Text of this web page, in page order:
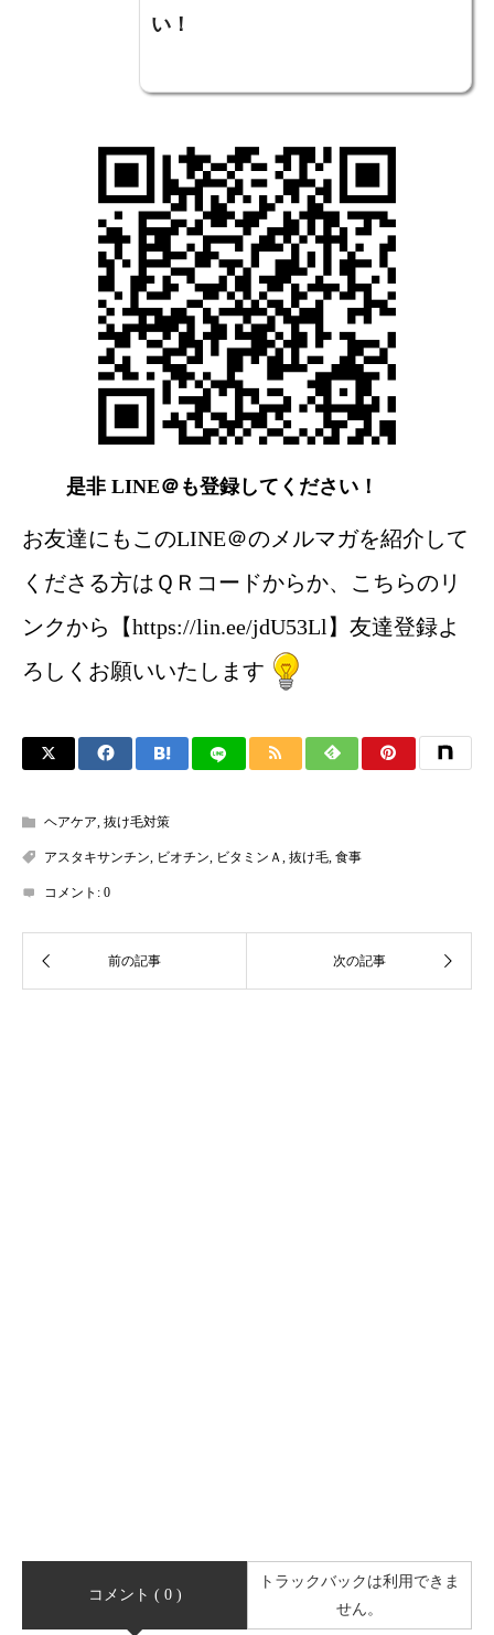
い！
是非 LINE＠も登録してください！
お友達にもこのLINE＠のメルマガを紹介して
くださる方はＱＲコードからか、こちらのリ
ンクから【https://lin.ee/jdU53Ll】友達登録よ
ろしくお願いいたします
ヘアケア, 抜け毛対策
アスタキサンチン, ビオチン, ビタミンＡ, 抜け毛, 食事
コメント: 0
コメント ( 0 )
トラックバックは利用できま
せん。